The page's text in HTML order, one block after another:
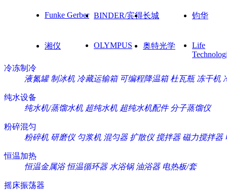
Funke Gerber BINDER/宾得长城 钧华
湘仪 OLYMPUS 奥特光学
Life
冷冻制冷
液氮罐 制冰机 冷藏运输箱 可编程降温箱 杜瓦瓶 冻干机
纯水设备
纯水机/蒸馏水机 超纯水机 超纯水机配件 分子蒸馏仪
粉碎混匀
粉碎机 研磨仪 匀浆机 混匀器 扩散仪 搅拌器 磁力搅拌器
恒温加热
恒温金属浴 恒温循环器 水浴锅 油浴器 电热板/套
摇床振荡器